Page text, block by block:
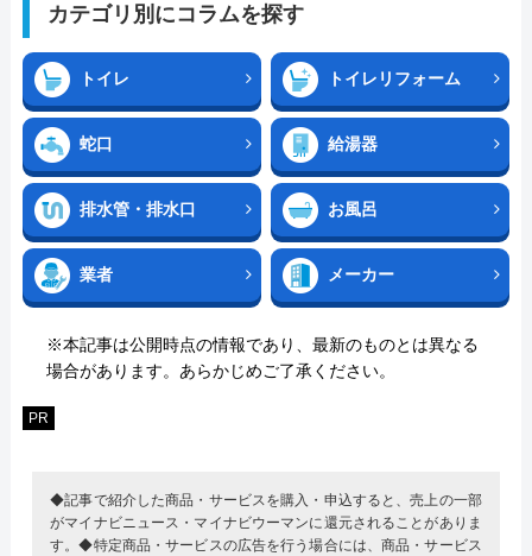
カテゴリ別にコラムを探す
トイレ トイレリフォーム
蛇口 給湯器
排水管・排水口 お風呂
業者 メーカー
※本記事は公開時点の情報であり、最新のものとは異なる
場合があります。あらかじめご了承ください。
PR
◆記事で紹介した商品・サービスを購入・申込すると、売上の一部
がマイナビニュース・マイナビウーマンに還元されることがありま
す。◆特定商品・サービスの広告を行う場合には、商品・サービス